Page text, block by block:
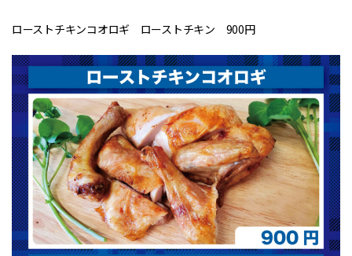
ローストチキンコオロギ ローストチキン 900円